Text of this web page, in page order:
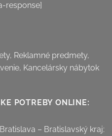
response]
Reklamné predmety,
Kancelársky nábytok
POTREBY ONLINE:
– Bratislavský kraj: